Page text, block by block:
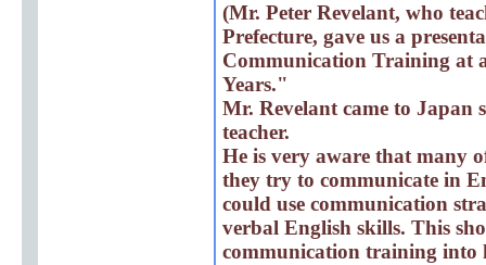
(Mr. Peter Revelant, who
Prefecture, gave us a
Communication Training at
Years."
Mr. Revelant came to Japan
teacher.
He is very aware that many
they try to communicate in
could use communication
verbal English skills. This
communication training into